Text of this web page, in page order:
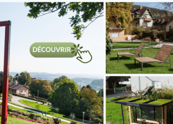
Main-courante / Set
Protection de chants 24×3
Main-courante / Set Protection de
chants 24×3